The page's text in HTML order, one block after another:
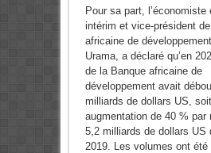
Pour sa part, l’économiste
intérim et vice-président
africaine de
Urama, a déclaré qu’en
de la Banque africaine de
développement avait
milliards de dollars US,
augmentation de 40 % par
5,2 milliards de dollars US
2019. Les volumes ont